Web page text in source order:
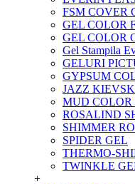
FSM COVER
GEL COLOR
GEL COLOR
Gel Stampila
GELURI
GYPSUM
JAZZ
MUD COLOR
ROSALIND
SHIMMER
SPIDER GEL
THERMO-
TWINKLE
+